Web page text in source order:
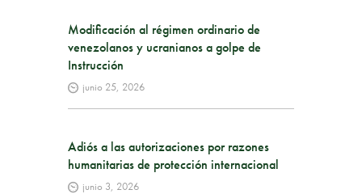
Modificación al régimen ordinario de
venezolanos y ucranianos a golpe de
Instrucción
junio 25, 2026
Adiós a las autorizaciones por razones
humanitarias de protección internacional
junio 3, 2026